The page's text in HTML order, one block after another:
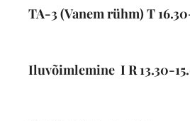
TA-3(Vanem rühm) T
Iluvõimlemine I R 13.30-